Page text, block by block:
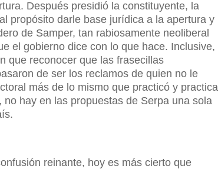
Después presidió la constituyente, la
propósito darle base jurídica a la apertura y
de Samper, tan rabiosamente neoliberal
el gobierno dice con lo que hace. Inclusive,
que reconocer que las frasecillas
de ser los reclamos de quien no le
más de lo mismo que practicó y practica
hay en las propuestas de Serpa una sola
reinante, hoy es más cierto que